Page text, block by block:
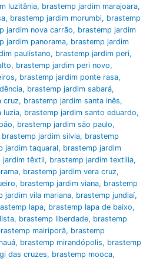
luzitânia, brastemp jardim marajoara,
, brastemp jardim morumbi, brastemp
jardim nova carrão, brastemp jardim
jardim panorama, brastemp jardim
paulistano, brastemp jardim peri,
, brastemp jardim peri novo,
, brastemp jardim ponte rasa,
, brastemp jardim sabará,
cruz, brastemp jardim santa inês,
luzia, brastemp jardim santo eduardo,
, brastemp jardim são paulo,
brastemp jardim silvia, brastemp
jardim taquaral, brastemp jardim
jardim têxtil, brastemp jardim textilia,
, brastemp jardim vera cruz,
, brastemp jardim viana, brastemp
jardim vila mariana, brastemp jundiaí,
lapa, brastemp lapa de baixo,
, brastemp liberdade, brastemp
mairiporã, brastemp
, brastemp mirandópolis, brastemp
das cruzes, brastemp mooca,